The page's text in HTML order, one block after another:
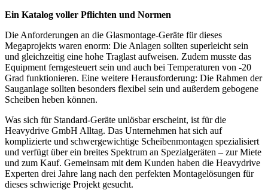
Ein Katalog voller Pflichten und Normen
Die Anforderungen an die Glasmontage-Geräte für dieses
Megaprojekts waren enorm: Die Anlagen sollten superleicht sein
und gleichzeitig eine hohe Traglast aufweisen. Zudem musste das
Equipment ferngesteuert sein und auch bei Temperaturen von -20
Grad funktionieren. Eine weitere Herausforderung: Die Rahmen der
Sauganlage sollten besonders flexibel sein und außerdem gebogene
Scheiben heben können.
Was sich für Standard-Geräte unlösbar erscheint, ist für die
Heavydrive GmbH Alltag. Das Unternehmen hat sich auf
komplizierte und schwergewichtige Scheibenmontagen spezialisiert
und verfügt über ein breites Spektrum an Spezialgeräten – zur Miete
und zum Kauf. Gemeinsam mit dem Kunden haben die Heavydrive
Experten drei Jahre lang nach den perfekten Montagelösungen für
dieses schwierige Projekt gesucht.